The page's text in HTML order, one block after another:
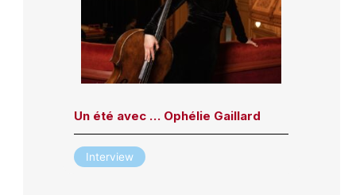
Un été avec … Ophélie Gaillard
Interview